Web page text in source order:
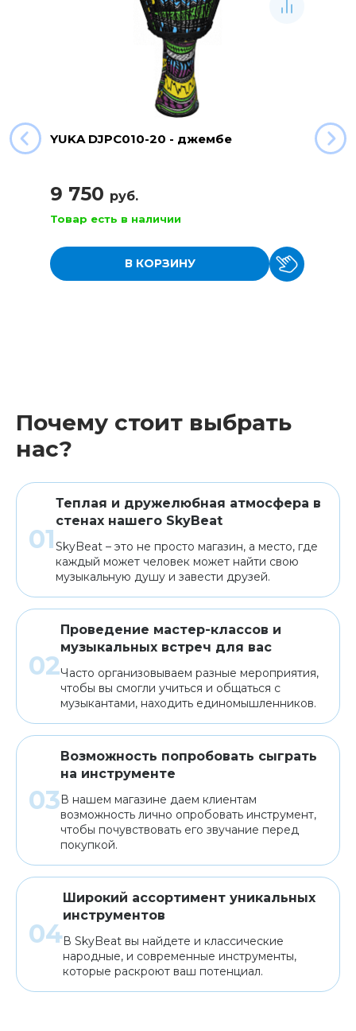
YUKA DJPC010-20 - джембе
9 750 руб.
Товар есть в наличии
В КОРЗИНУ
Почему стоит выбрать
нас?
Теплая и дружелюбная атмосфера в
стенах нашего SkyBeat
SkyBeat – это не просто магазин, а место, где
каждый может человек может найти свою
музыкальную душу и завести друзей.
Проведение мастер-классов и
музыкальных встреч для вас
Часто организовываем разные мероприятия,
чтобы вы смогли учиться и общаться с
музыкантами, находить единомышленников.
Возможность попробовать сыграть
на инструменте
В нашем магазине даем клиентам
возможность лично опробовать инструмент,
чтобы почувствовать его звучание перед
покупкой.
Широкий ассортимент уникальных
инструментов
В SkyBeat вы найдете и классические
народные, и современные инструменты,
которые раскроют ваш потенциал.